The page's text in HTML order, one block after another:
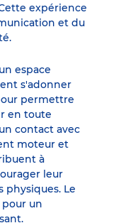
expérience
et du
espace
s'adonner
permettre
en toute
contact avec
moteur et
à
leur
physiques. Le
un